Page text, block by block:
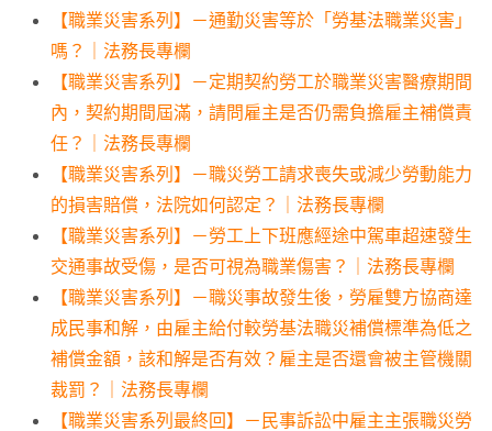
【職業災害系列】－通勤災害等於「勞基法職業災害」
嗎？｜法務長專欄
【職業災害系列】－定期契約勞工於職業災害醫療期間
內，契約期間屆滿，請問雇主是否仍需負擔雇主補償責
任？｜法務長專欄
【職業災害系列】－職災勞工請求喪失或減少勞動能力
的損害賠償，法院如何認定？｜法務長專欄
【職業災害系列】－勞工上下班應經途中駕車超速發生
交通事故受傷，是否可視為職業傷害？｜法務長專欄
【職業災害系列】－職災事故發生後，勞雇雙方協商達
成民事和解，由雇主給付較勞基法職災補償標準為低之
補償金額，該和解是否有效？雇主是否還會被主管機關
裁罰？｜法務長專欄
【職業災害系列最終回】－民事訴訟中雇主主張職災勞